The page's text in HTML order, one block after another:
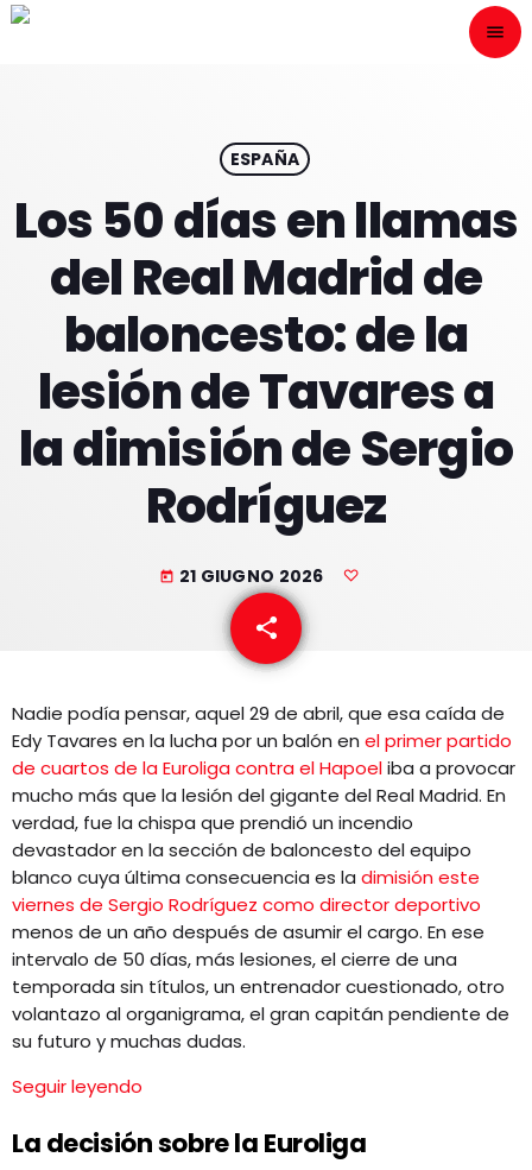
menu
play_arrow
HOME
PROGRAMACION
NUESTRAS FRECUENCIAS
ESPAÑA
Los 50 días en llamas
del Real Madrid de
baloncesto: de la
lesión de Tavares a
la dimisión de Sergio
Rodríguez
today 21 GIUGNO 2026
share
email
Nadie podía pensar, aquel 29 de abril, que esa caída de
Edy Tavares en la lucha por un balón en el primer partido
de cuartos de la Euroliga contra el Hapoeliba a provocar
mucho más que la lesión del gigante del Real Madrid. En
verdad, fue la chispa que prendió un incendio
devastador en la sección de baloncesto del equipo
blanco cuya última consecuencia es la dimisión este
viernes de Sergio Rodríguez como director deportivo
menos de un año después de asumir el cargo. En ese
intervalo de 50 días, más lesiones, el cierre de una
temporada sin títulos, un entrenador cuestionado, otro
volantazo al organigrama, el gran capitán pendiente de
su futuro y muchas dudas.
Seguir leyendo
La decisión sobre la Euroliga